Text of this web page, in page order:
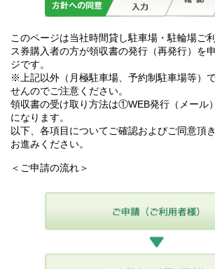
このページは当社時間貸し駐車場・駐輪場ご
ス券購入者の方が領収書の発行（再発行）を
ジです。
※上記以外（月極駐車場、予約制駐車場等）
せんのでご注意ください。
領収書の受け取り方法は①WEB発行（メール
になります。
以下、各項目についてご確認およびご同意頂
お進みください。
＜ご申請の流れ＞